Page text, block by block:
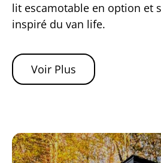
lit escamotable en option et
inspiré du van life.
Voir Plus